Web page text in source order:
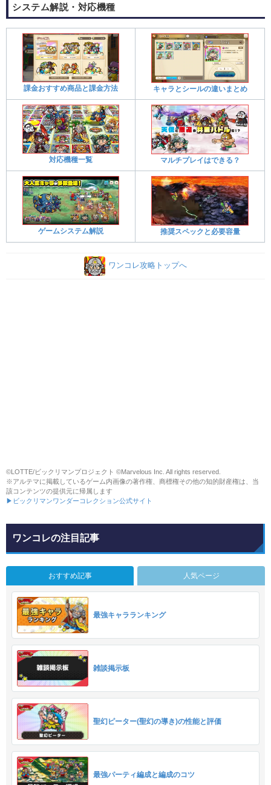
システム解説・対応機種
課金おすすめ商品と課金方法 キャラとシールの違いまとめ
対応機種一覧 マルチプレイはできる？
ゲームシステム解説 推奨スペックと必要容量
ワンコレ攻略トップへ
©LOTTE/ビックリマンプロジェクト ©Marvelous Inc. All rights reserved.
※アルテマに掲載しているゲーム内画像の著作権、商標権その他の知的財産権は、当
該コンテンツの提供元に帰属します
▶ビックリマンワンダーコレクション公式サイト
ワンコレの注目記事
おすすめ記事 人気ページ
最強キャラランキング
雑談掲示板
聖幻ピーター(聖幻の導き)の性能と評価
最強パーティ編成と編成のコツ